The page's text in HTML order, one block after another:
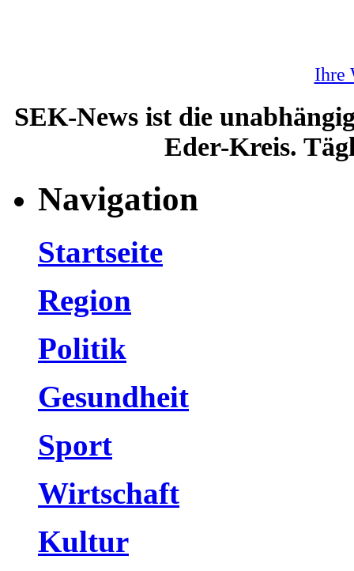
Ihre
SEK-News ist die
Eder-Kreis.
Navigation
Startseite
Region
Politik
Gesundheit
Sport
Wirtschaft
Kultur